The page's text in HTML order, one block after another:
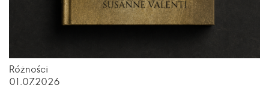
Różności
01.07.2026